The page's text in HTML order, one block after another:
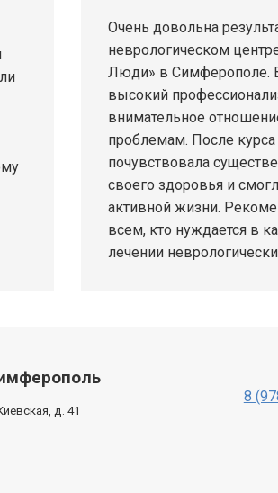
Очень довольна
неврологическом
Люди» в Симферополе.
высокий
внимательное
проблемам. После курса
почувствовала
своего здоровья и
активной жизни.
всем, кто нуждается в
лечении
д. 41
8